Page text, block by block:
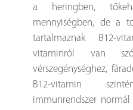
a heringben,
mennyiségben, de a
tartalmaznak B12-
vitaminról van
vérszegénységhez,
B12-vitamin
immunrendszer